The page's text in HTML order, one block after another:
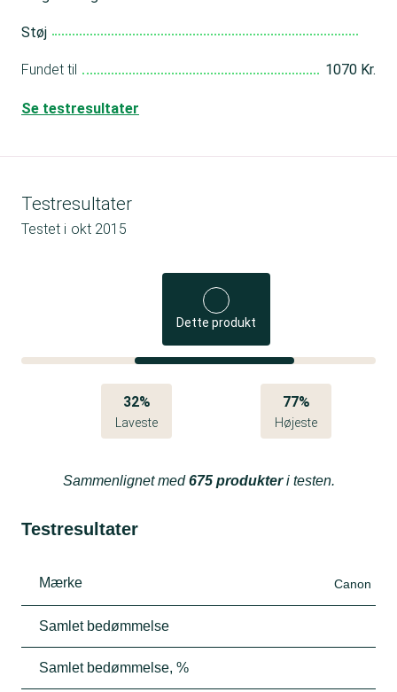
Støj
Fundet til 1070 Kr.
Se testresultater
Testresultater
Testet i okt 2015
Dette produkt
32%
Laveste
77%
Højeste
Sammenlignet med675 produkteri testen.
Testresultater
Mærke Canon
Samlet bedømmelse
Samlet bedømmelse, %